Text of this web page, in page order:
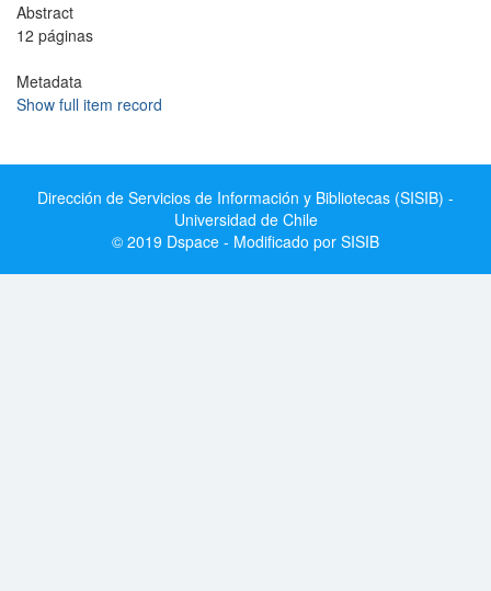
Abstract
12 páginas
Metadata
Show full item record
Dirección de Servicios de Información y Bibliotecas (SISIB) -
Universidad de Chile
© 2019 Dspace - Modificado por SISIB